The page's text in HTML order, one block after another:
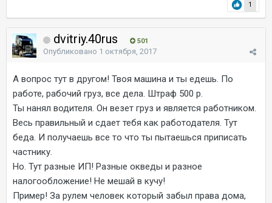
1
dvitriy.40rus 501
Опубликовано 1 октября, 2017
А вопрос тут в другом! Твоя машина и ты едешь. По
работе, рабочий груз, все дела. Штраф 500 р.
Ты нанял водителя. Он везет груз и является работником.
Весь правильный и сдает тебя как работодателя. Тут
беда. И получаешь все то что ты пытаешься приписать
частнику.
Но. Тут разные ИП! Разные окведы и разное
налогообложение! Не мешай в кучу!
Пример! За рулем человек который забыл права дома,